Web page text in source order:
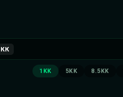
КК
1KK 5KK 8.5KK